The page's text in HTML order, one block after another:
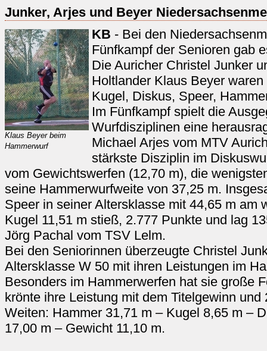
Junker, Arjes und Beyer
Klaus Beyer beim
Hammerwurf
KB - Bei den
Fünfkampf der Senioren gab
Die Auricher Christel Junker
Holtlander Klaus Beyer
Kugel, Diskus, Speer,
Im Fünfkampf spielt die
Wurfdisziplinen eine
Michael Arjes vom MTV
stärkste Disziplin im
vom Gewichtswerfen (12,70 m), die
seine Hammerwurfweite von 37,25 m.
Speer in seiner Altersklasse mit 44,65 m am
Kugel 11,51 m stieß, 2.777 Punkte und lag
Jörg Pachal vom TSV Lelm.
Bei den Seniorinnen überzeugte Christel
Altersklasse W 50 mit ihren Leistungen im
Besonders im Hammerwerfen hat sie große
krönte ihre Leistung mit dem Titelgewinn und
Weiten: Hammer 31,71 m – Kugel 8,65 m –
17,00 m – Gewicht 11,10 m.